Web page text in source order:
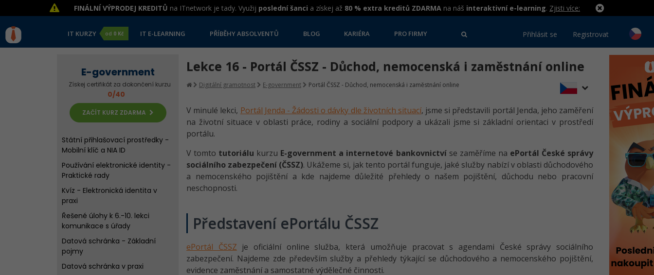
FINÁLNÍ VÝPRODEJ KREDITŮ na ITnetwork je tady. Využij poslední šanci a získej až 80 % extra kreditů ZDARMA na náš interaktivní e-learning. Zjisti více:
IT KURZY od 0 Kč IT E-LEARNING PŘÍBĚHY ABSOLVENTŮ BLOG KARIÉRA PRO FIRMY Přihlásit se Registrovat
E-government
Získej certifikát za dokončení kurzu
0/40
ZAČÍT KURZ ZDARMA
Kvíz - Internetové bankovnictví
komunikace s úřady
Elektronická identita občana
pomocí bankovní identity
Kvíz - Elektronická identita
Další přihlašovací prostředky -
Datová schránka a MojeID
Státní přihlašovací prostředky -
Mobilní klíč a NIA ID
Používání elektronické identity -
Praktické rady
Kvíz - Elektronická identita v
praxi
Řešené úlohy k 6.-10. lekci
komunikace s úřady
Datová schránka - Základní
pojmy
Datová schránka v praxi
Lekce 16 - Portál ČSSZ - Důchod, nemocenská i zaměstnání online
Digitální gramotnost E-government Portál ČSSZ - Důchod, nemocenská i zaměstnání online
V minulé lekci, Portál Jenda - Žádosti o dávky dle životních situací, jsme si představili portál Jenda, jeho zaměření
na životní situace v oblasti práce, rodiny a sociální podpory a ukázali jsme si základní orientaci v prostředí
portálu.
V tomto tutoriálu kurzu E-government a internetové bankovnictvíse zaměříme na ePortál České správy
sociálního zabezpečení (ČSSZ). Ukážeme si, jak tento portál funguje, jaké služby nabízí v oblasti důchodového
a nemocenského pojištění a kde najdeme důležité přehledy o našem pojištění, důchodu nebo pracovní
neschopnosti.
Představení ePortálu ČSSZ
ePortál ČSSZ je oficiální online služba, která umožňuje pracovat s agendami České správy sociálního
zabezpečení. Najdeme zde především služby a přehledy týkající se důchodového a nemocenského pojištění,
evidence zaměstnání a samostatné výdělečné činnosti.